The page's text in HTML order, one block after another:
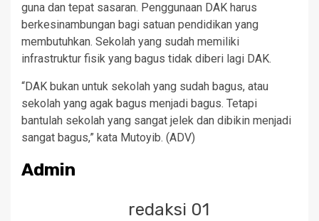
guna dan tepat sasaran. Penggunaan DAK harus
berkesinambungan bagi satuan pendidikan yang
membutuhkan. Sekolah yang sudah memiliki
infrastruktur fisik yang bagus tidak diberi lagi DAK.
“DAK bukan untuk sekolah yang sudah bagus, atau
sekolah yang agak bagus menjadi bagus. Tetapi
bantulah sekolah yang sangat jelek dan dibikin menjadi
sangat bagus,” kata Mutoyib. (ADV)
Admin
redaksi 01